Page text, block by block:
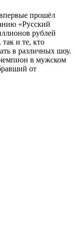
прошёл
«Русский
рублей
и те, кто
в различных шоу.
в мужском
от